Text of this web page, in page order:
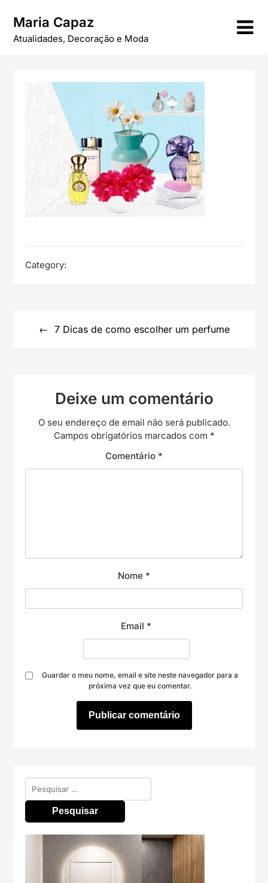
content
Maria Capaz
Atualidades, Decoração e Moda
Category:
7 Dicas de como escolher um perfume
Deixe um comentário
O seu endereço de email não será publicado.
Campos obrigatórios marcados com *
Comentário *
Nome *
Email *
Guardar o meu nome, email e site neste navegador para a
próxima vez que eu comentar.
Pesquisar
por: